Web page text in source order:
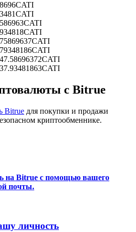
включая торговую информацию
CATI
CATI
CATI
CATI
CATI
CATI
CATI
CATI
с Bitrue
Bitrue для покупки и продажи
криптообменнике.
на Bitrue с помощью вашего
почты.
личность